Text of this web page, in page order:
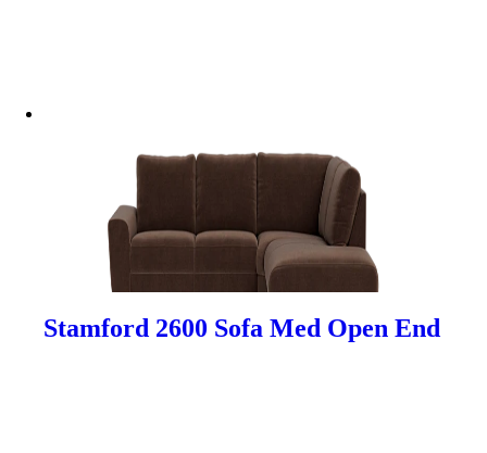
Stamford 2600 Sofa Med Open End